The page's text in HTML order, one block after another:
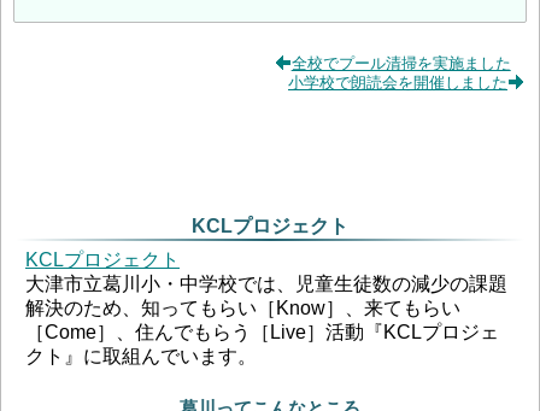
全校でプール清掃を実施ました
小学校で朗読会を開催しました
KCLプロジェクト
KCLプロジェクト
大津市立葛川小・中学校では、児童生徒数の減少の課題
解決のため、知ってもらい［Know］、来てもらい
［Come］、住んでもらう［Live］活動『KCLプロジェ
クト』に取組んでいます。